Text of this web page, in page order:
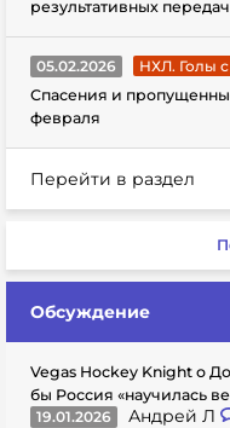
результативных
05.02.2026
НХЛ. Голы
Спасения и
февраля
Перейти в раздел
Обсуждение
Vegas Hockey Knight о
бы Россия «научилась
19.01.2026
Андрей Л